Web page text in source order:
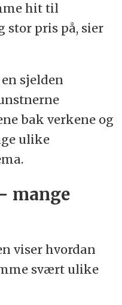
hit til
stor pris på, sier
sjelden
bak verkene og
ulike
mange
viser hvordan
svært ulike